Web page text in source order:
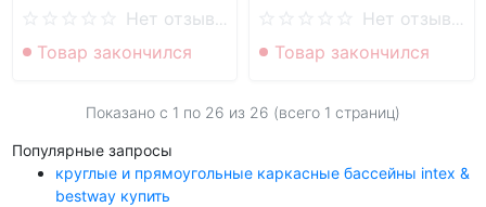
Нет отзывов
Товар закончился
Нет отзывов
Товар закончился
Показано с 1 по 26 из 26 (всего 1 страниц)
Популярные запросы
круглые и прямоугольные каркасные бассейны intex &
bestway купить